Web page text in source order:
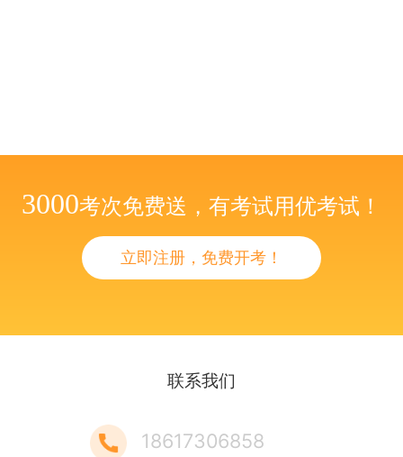
3000考次免费送，有考试用优考试！
立即注册，免费开考！
联系我们
18617306858